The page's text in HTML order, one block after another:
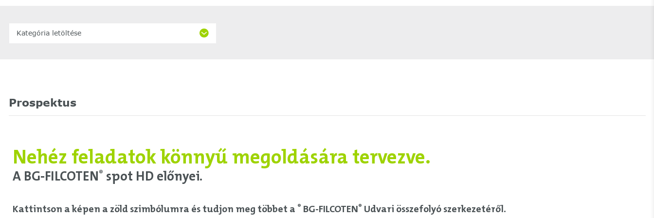
Kategória letöltése
Prospektus
Nehéz feladatok könnyű megoldására tervezve.
A BG-FILCOTEN® spot HD előnyei.
Kattintson a képen a zöld szimbólumra és tudjon meg többet a ® BG-FILCOTEN® Udvari összefolyó szerkezetéről.